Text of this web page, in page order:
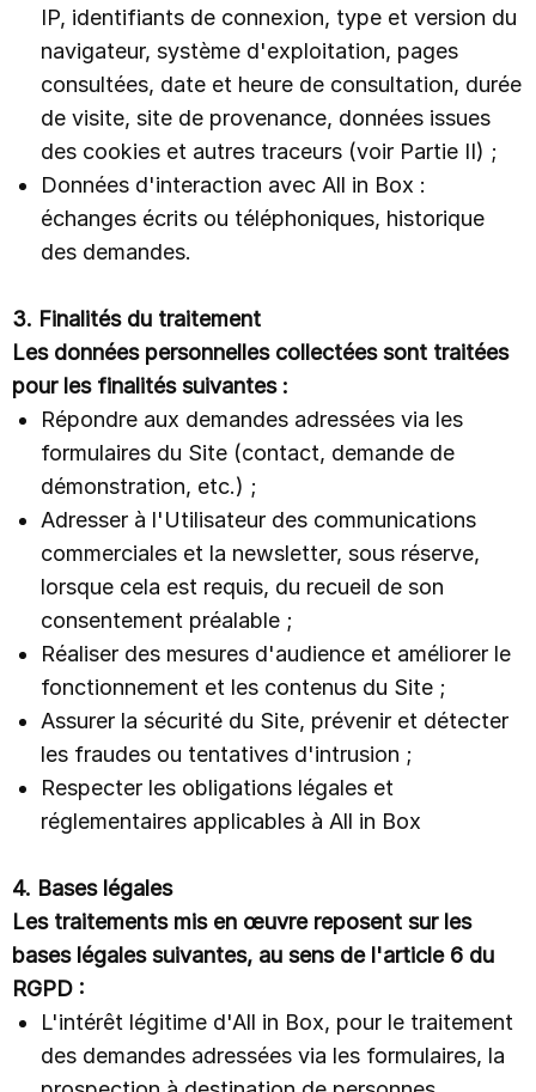
NOUS CONTACTER
ESPACE CLIENT
NOUVEAU
Le coach intelligent Eden
Découvrir Eden
IP, identifiants de connexion, type et version du
navigateur, système d'exploitation, pages
consultées, date et heure de consultation, durée
de visite, site de provenance, données issues
des cookies et autres traceurs (voir Partie II) ;
Données d'interaction avec All in Box :
échanges écrits ou téléphoniques, historique
des demandes.
3. Finalités du traitement
Les données personnelles collectées sont traitées
pour les finalités suivantes :
Répondre aux demandes adressées via les
formulaires du Site (contact, demande de
démonstration, etc.) ;
Adresser à l'Utilisateur des communications
commerciales et la newsletter, sous réserve,
lorsque cela est requis, du recueil de son
consentement préalable ;
Réaliser des mesures d'audience et améliorer le
fonctionnement et les contenus du Site ;
Assurer la sécurité du Site, prévenir et détecter
les fraudes ou tentatives d'intrusion ;
Respecter les obligations légales et
réglementaires applicables à All in Box
4. Bases légales
Les traitements mis en œuvre reposent sur les
bases légales suivantes, au sens de l'article 6 du
RGPD :
L'intérêt légitime d'All in Box, pour le traitement
des demandes adressées via les formulaires, la